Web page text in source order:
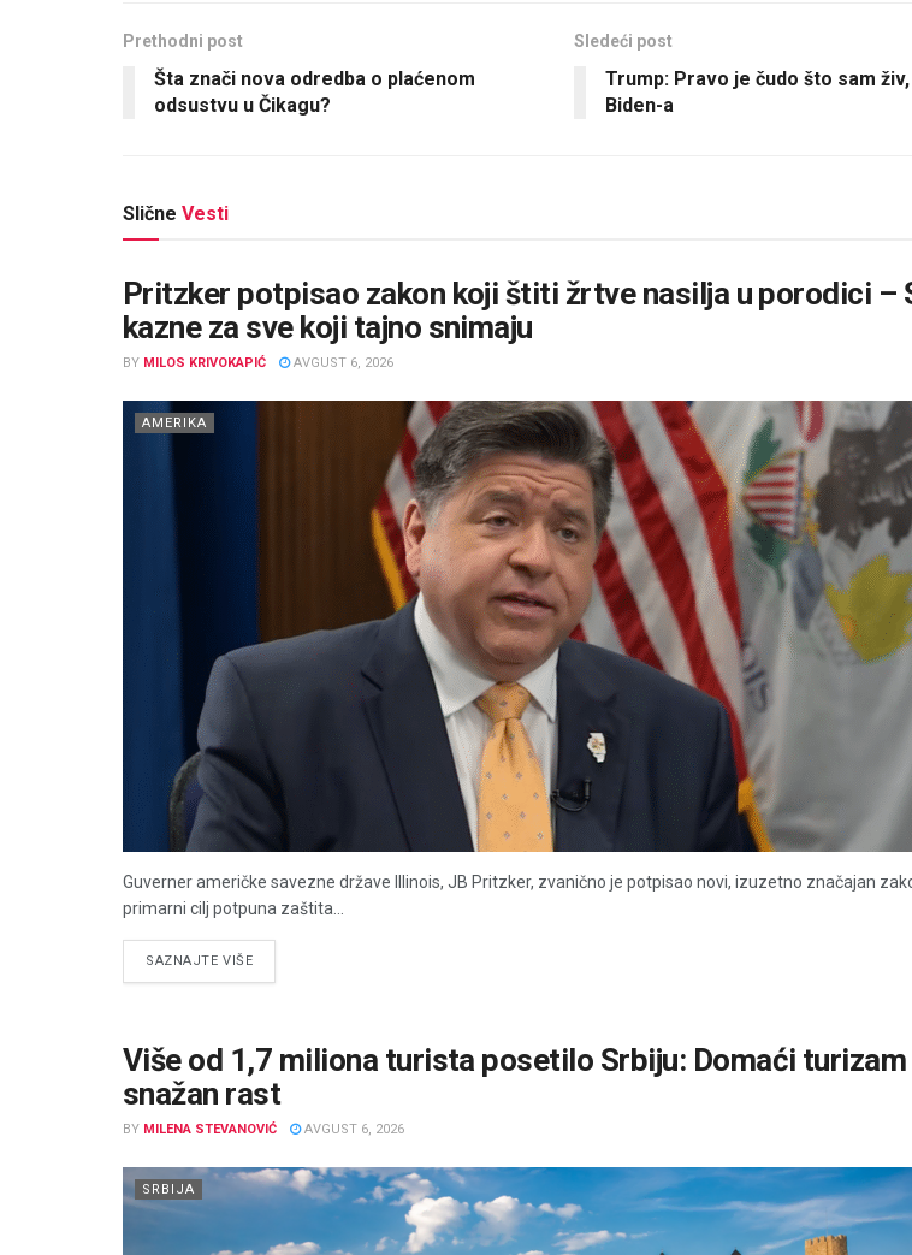
Prethodni post
Šta znači nova odredba o plaćenom
odsustvu u Čikagu?
Sledeći post
Trump: Pravo je čudo što sam
Biden-a
Slične Vesti
Pritzker potpisao zakon koji štiti žrtve nasilja u porodici –
kazne za sve koji tajno snimaju
BY MILOS KRIVOKAPIĆ AVGUST 6, 2026
AMERIKA
Guverner američke savezne države Illinois, JB Pritzker, zvanično je potpisao novi, izuzetno značajan
primarni cilj potpuna zaštita...
SAZNAJTE VIŠEDETAILS
Više od 1,7 miliona turista posetilo Srbiju: Domaći
snažan rast
BY MILENA STEVANOVIĆ AVGUST 6, 2026
SRBIJA